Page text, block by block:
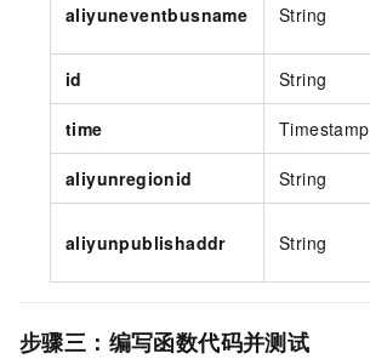
aliyuneventbusname String
id String
time Timestamp
aliyunregionid String
aliyunpublishaddr String
步骤三：编写函数代码并测试